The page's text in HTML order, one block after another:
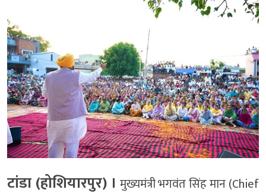
टांडा (होशियारपुर) । मुख्यमंत्री भगवंत सिंह मान (Chief